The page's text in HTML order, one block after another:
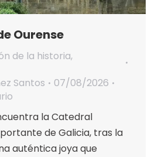
Ourense
de la historia,
Santos
07/08/2026
la Catedral
de Galicia, tras la
auténtica joya que